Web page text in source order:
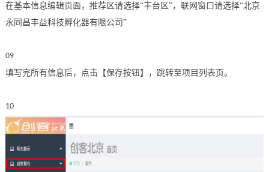
在基本信息编辑页面，推荐区请选择“丰台区”，联网窗口请选择“北京
永同昌丰益科技孵化器有限公司 ”
09
填写完所有信息后，点击【保存按钮】，跳转至项目列表页。
10